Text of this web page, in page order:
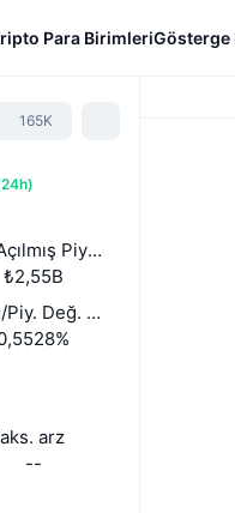
Para BirimleriGösterge
165K
24h)
Piyasa Değeri
₺2,55B
Değ. (24s)
arz
--